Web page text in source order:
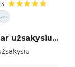
užsakysiu...